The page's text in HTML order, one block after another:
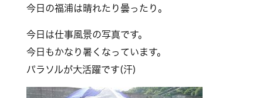
今日の福浦は晴れたり曇ったり。
今日は仕事風景の写真です。
今日もかなり暑くなっています。
パラソルが大活躍です(汗)